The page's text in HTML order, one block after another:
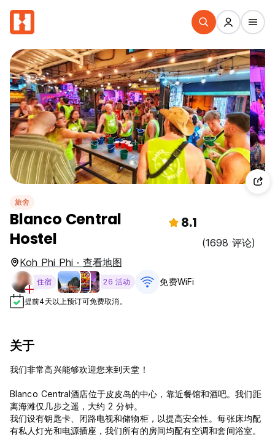
旅舍
Blanco Central
Hostel
8.1
(1698 评论)
Koh Phi Phi · 查看地图
住宿 26 活动 免费WiFi
提前4天以上预订可免费取消。
关于
我们非常高兴能够欢迎您来到天堂！
Blanco Central酒店位于皮皮岛的中心，靠近餐馆和酒吧。我们距
离海滩仅几步之遥，大约 2 分钟。
我们设有钥匙卡、闭路电视和储物柜，以提高安全性。每张床均配
有私人灯光和电源插座，我们所有的房间均配有空调和套间浴室。